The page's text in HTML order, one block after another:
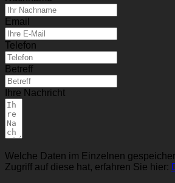
Email
Telefon
Betreff
Ihre Nachricht
Welche Daten im Einzelnen
Zugriff auf diese hat, erfahren Sie hier: